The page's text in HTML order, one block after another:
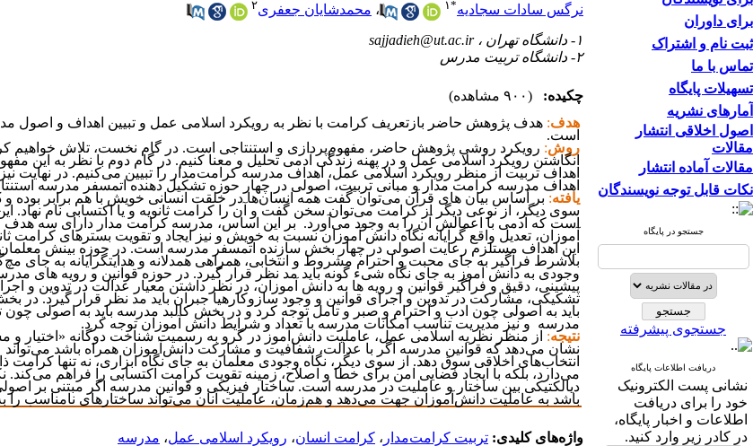
برای داوران
ثبت نام و اشتراک
تماس با ما
تسهیلات پایگاه
آمارهای نشریه
اصول اخلاقی انتشار
مقالات
مقالات آماده انتشار
نکات قابل توجه نویسندگان
جستجو در پایگاه
جستجوی پیشرفته
دریافت اطلاعات پایگاه
نشانی پست الکترونیک
خود را برای دریافت
اطلاعات و اخبار پایگاه،
در کادر زیر وارد کنید.
نرگس سادات سجادیه*۱ ، محمدشایان جعفری۲
۱- دانشگاه تهران ،
sajjadieh@ut.ac.ir
۲- دانشگاه تربیت مدرس
چکیده:
(۹۰۰ مشاهده)
هدف: هدف پژوهش حاضر بازتعریف کرامت با نظر به رویکرد اسلامی عمل و تبیین اهداف و اصول
است.
روش: رویکرد روشی پژوهش حاضر، مفهوم‌پردازی و استنتاجی است. در گام نخست، تلاش خواهیم
انگاشتن رویکرد اسلامی عمل و در پهنه زندگی آدمی تحلیل و معنا کنیم. در گام دوم با نظر به این
اهداف تربیت از منظر رویکرد اسلامی عمل، اهداف مدرسه کرامت‌مدار را تبیین می‌کنیم. در نهایت نیز
اهداف مدرسه کرامت مدار و مبانی تربیت، اصولی در چهار حوزه تشکیل دهنده اتمسفر مدرسه
یافته: بر أساس بیان های قرآن می‌توان گفت همه انسان‌ها در خلقت انسانی خویش با هم برابر بوده و
سوی دیگر، از نوعی دیگر از کرامت می‌توان سخن گفت و آن را کرامت ثانویه و یا اکتسابی نام
است که آدمی با اعمالش آن را به وجود می‌آورد. بر این اساس، مدرسه کرامت مدار دارای سه
آموزان، تعدیل واقع گرایانه نگاه دانش آموزان نسبت به خویش و نیز ایجاد و تقویت بسترهای کرامت
این اهداف مستلزم رعایت اصولی در چهار بخش سازنده اتمسفر مدرسه است. در حوزه بینش معلمان
بلاشرط فراگیر به جای محبت و احترام مشروط و انتخابی، همراهی همدلانه و هدایتگرایانه به جای
وجودی به دانش آموز به جای نگاه شیء گونه باید مد نظر قرار گیرد. در حوزه قوانین و رویه های
پیشینی، دقیق و فراگیر قوانین و رویه ها به دانش آموزان، در نظر داشتن معیار عدالت در تدوین و
تشکیکی، مشارکت در تدوین و اجرای قوانین و وجود سازوکارهیا جبران باید مد نظر قرار گیرد. در
باید به اصولی چون ادب و احترام و صبر و تامل توجه کرد و در بخش کالبد مدرسه باید به اصولی چون
مدرسه و نیز مدیریت تناسب امکانات مدرسه با تعداد و شرایط دانش آموزان توجه کرد.
نتیجه: از منظر نظریه اسلامی عمل، عاملیت دانش‌آموز در گرو به رسمیت شناخت دوگانه «اختیار
نشان می‌دهد که قوانین مدرسه اگر با عدالت، شفافیت و مشارکت دانش‌آموزان همراه باشد می‌تواند
انتخاب‌های اخلاقی سوق دهد. از سوی دیگر، نگاه وجودی معلمان به جای نگاه ابزاری، نه تنها کرامت
می‌دارد، بلکه با ایجاد فضایی امن برای خطا و اصلاح، زمینه تقویت کرامت اکتسابی را فراهم می‌کند.
دیالکتیکی بین ساختار و عاملیت در مدرسه است. ساختار فیزیکی و قوانین مدرسه اگر مبتنی بر
باشد به عاملیت دانش‌آموزان جهت می‌دهد و هم‌زمان، عاملیت آنان می‌تواند ساختارهای نامناسب
واژه‌های کلیدی: تربیت کرامت‌مدار ، کرامت انسان، رویکرد اسلامی عمل، مدرسه